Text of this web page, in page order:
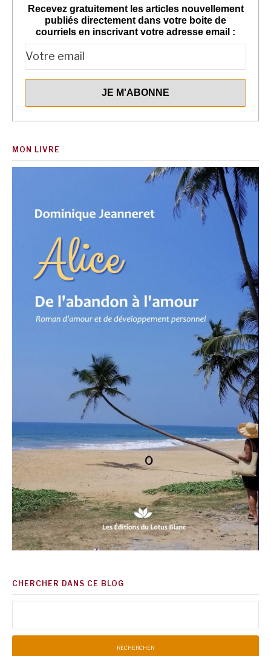
Recevez gratuitement les articles nouvellement
publiés directement dans votre boite de
courriels en inscrivant votre adresse email :
MON LIVRE
CHERCHER DANS CE BLOG